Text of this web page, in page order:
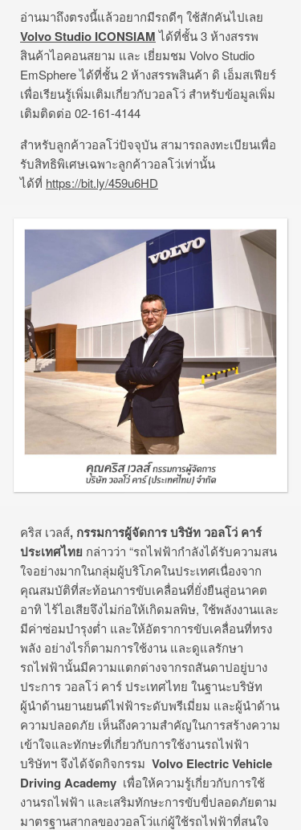
อ่านมาถึงตรงนี้แล้วอยากมีรถดีๆ ใช้สักคันไปเลย
Volvo Studio ICONSIAM ได้ที่ชั้น3ห้างสรรพ
สินค้าไอคอนสยาม และ เยี่ยมชม Volvo Studio
EmSphereได้ที่ชั้น2ห้างสรรพสินค้า ดิ เอ็มสเฟียร์
เพื่อเรียนรู้เพิ่มเติมเกี่ยวกับวอลโว่ สำหรับข้อมูลเพิ่ม
เติมติดต่อ 02-161-4144
สำหรับลูกค้าวอลโว่ปัจจุบัน สามารถลงทะเบียนเพื่อ
รับสิทธิพิเศษเฉพาะลูกค้าวอลโว่เท่านั้น
ได้ที่ https://bit.ly/459u6HD
คริส เวลส์, กรรมการผู้จัดการ บริษัท วอลโว่ คาร์
ประเทศไทย กล่าวว่า “รถไฟฟ้ากำลังได้รับความสน
ใจอย่างมากในกลุ่มผู้บริโภคในประเทศเนื่องจาก
คุณสมบัติที่สะท้อนการขับเคลื่อนที่ยั่งยืนสู่อนาคต
อาทิ ไร้ไอเสียจึงไม่ก่อให้เกิดมลพิษ, ใช้พลังงานและ
มีค่าซ่อมบำรุงต่ำ และให้อัตราการขับเคลื่อนที่ทรง
พลัง อย่างไรก็ตามการใช้งาน และดูแลรักษา
รถไฟฟ้านั้นมีความแตกต่างจากรถสันดาปอยู่บาง
ประการ วอลโว่ คาร์ ประเทศไทย ในฐานะบริษัท
ผู้นำด้านยานยนต์ไฟฟ้าระดับพรีเมี่ยม และผู้นำด้าน
ความปลอดภัย เห็นถึงความสำคัญในการสร้างความ
เข้าใจและทักษะที่เกี่ยวกับการใช้งานรถไฟฟ้า
บริษัทฯ จึงได้จัดกิจกรรม Volvo Electric Vehicle
Driving Academy เพื่อให้ความรู้เกี่ยวกับการใช้
งานรถไฟฟ้า และเสริมทักษะการขับขี่ปลอดภัยตาม
มาตรฐานสากลของวอลโว่แก่ผู้ใช้รถไฟฟ้าที่สนใจ